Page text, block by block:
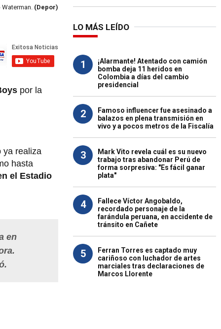
Waterman. (Depor)
por la
ya realiza
hasta
el Estadio
en
LO MÁS LEÍDO
1
¡Alarmante! Atentado con camión
bomba deja 11 heridos en
Colombia a días del cambio
presidencial
2
Famoso influencer fue asesinado a
balazos en plena transmisión en
vivo y a pocos metros de la Fiscalía
3
Mark Vito revela cuál es su nuevo
trabajo tras abandonar Perú de
forma sorpresiva: "Es fácil ganar
plata"
4
Fallece Víctor Angobaldo,
recordado personaje de la
farándula peruana, en accidente de
tránsito en Cañete
5
Ferran Torres es captado muy
cariñoso con luchador de artes
marciales tras declaraciones de
Marcos Llorente